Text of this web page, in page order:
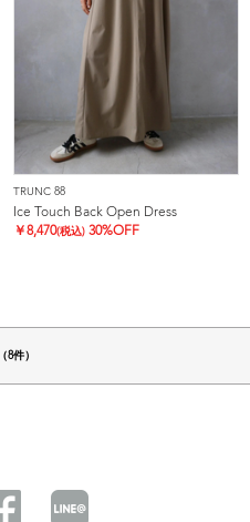
TRUNC 88
Ice Touch Back Open Dress
￥8,470(税込) 30%OFF
（8件）